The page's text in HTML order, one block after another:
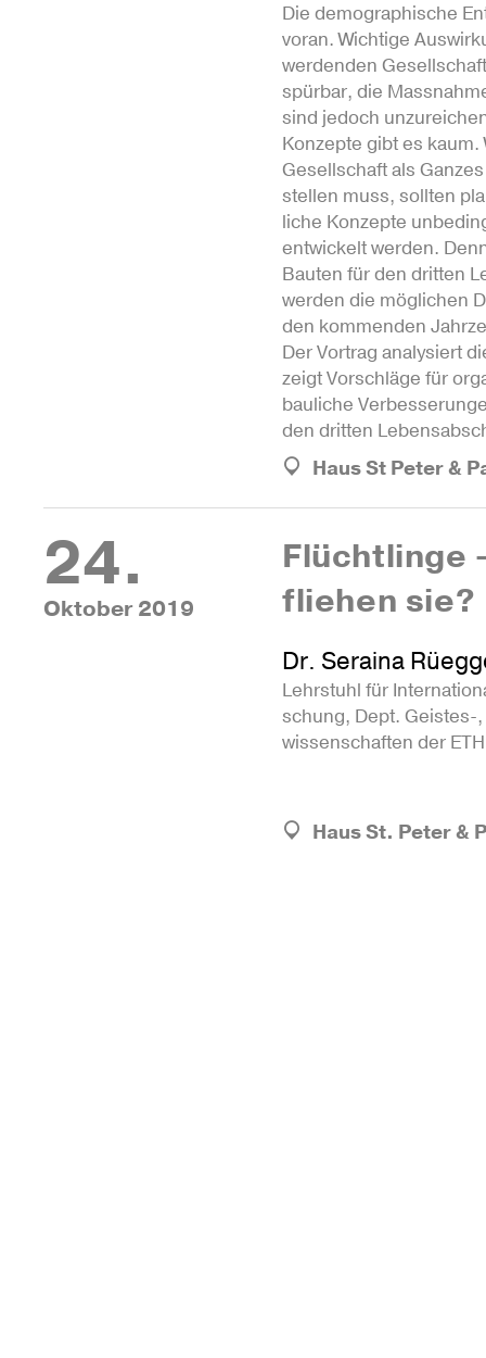
Die demo­gra­phi­sche
voran. Wich­tige
wer­denden
spürbar, die
sind jedoch
Kon­zepte gibt es
Gesell­schaft als
stellen muss, sollten
liche Kon­zepte
ent­wickelt werden.
Bauten für den dritten
werden die mögli­chen
den kom­menden
Der Vor­trag ana­ly­siert
zeigt Vor­schläge für
bau­liche
den dritten
Haus St Peter &
24.
Oktober 2019
Flücht­linge
fliehen sie?
Dr. Seraina
Lehr­stuhl für
schung, Dept.
wis­sen­schaften der
Haus St. Peter &